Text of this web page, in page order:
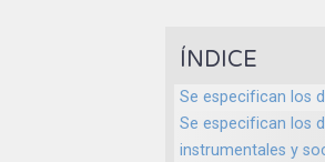
ÍNDICE
Se especifican los
Se especifican los
instrumentales y